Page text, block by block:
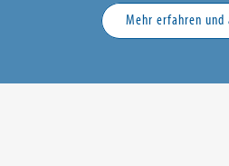
Mehr erfahren und